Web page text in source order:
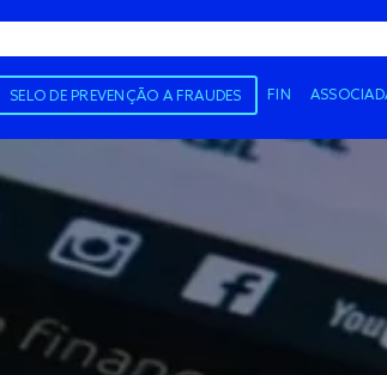
SELO DE PREVENÇÃO A FRAUDES FIN